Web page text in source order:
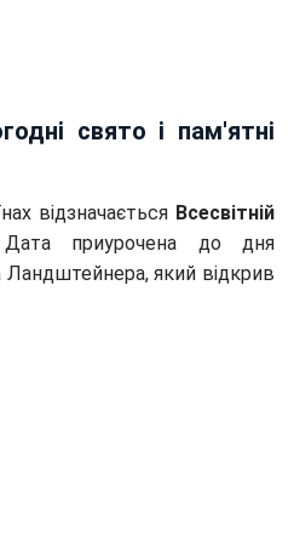
свято і пам'ятні
відзначається Всесвітній
приурочена до дня
Ландштейнера, який відкрив